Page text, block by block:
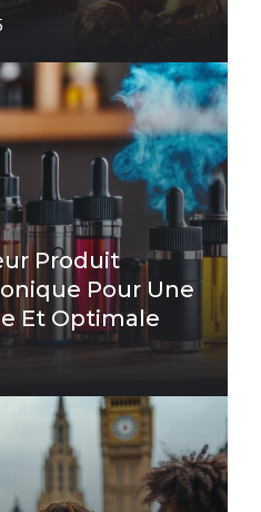
Produit
Pour Une
Et Optimale